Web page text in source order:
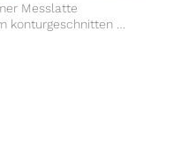
Messlatte
konturgeschnitten –
cm Abstand